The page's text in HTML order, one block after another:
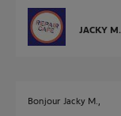
JACKY M.
Bonjour Jacky M.,